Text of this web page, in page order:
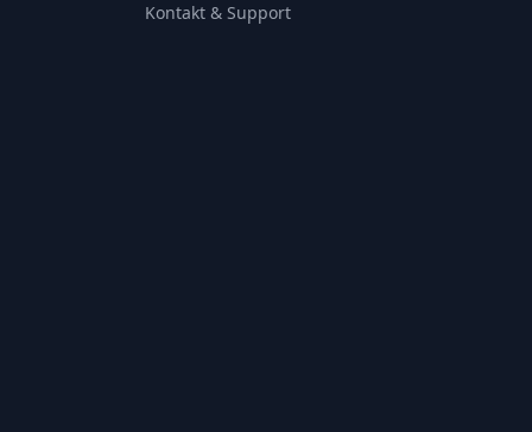
Kontakt & Support